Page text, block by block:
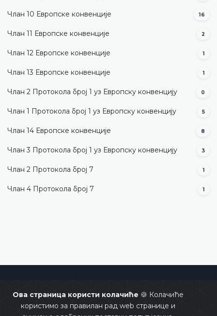
Ова страница користи колачиће 🍪 Колачиће
користимо за правилан рад web странице и
Члан 10 Европске конвенције 16
Члан 11 Европске конвенције 2
Члан 12 Европске конвенције 1
Члан 13 Европске конвенције 1
Члан 2 Протокола број 1 уз Европску конвенцију 0
Члан 1 Протокола број 1 уз Европску конвенцију 5
Члан 14 Европске конвенције 8
Члан 3 Протокола број 1 уз Европску конвенцију 3
Члан 2 Протокола број 7 1
Члан 4 Протокола број 7 1